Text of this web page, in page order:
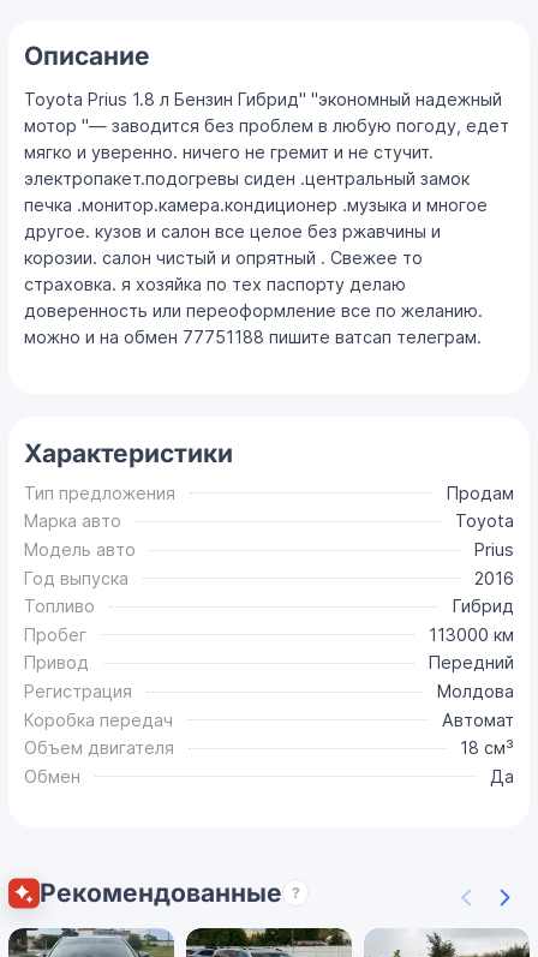
Описание
Toyota Prius 1.8 л Бензин Гибрид" "экономный надежный
мотор "— заводится без проблем в любую погоду, едет
мягко и уверенно. ничего не гремит и не стучит.
электропакет.подогревы сиден .центральный замок
печка .монитор.камера.кондиционер .музыка и многое
другое. кузов и салон все целое без ржавчины и
корозии. салон чистый и опрятный . Свежее то
страховка. я хозяйка по тех паспорту делаю
доверенность или переоформление все по желанию.
можно и на обмен 77751188 пишите ватсап телеграм.
Характеристики
Тип предложения
Продам
Марка авто
Toyota
Модель авто
Prius
Год выпуска
2016
Топливо
Гибрид
Пробег
113000 км
Привод
Передний
Регистрация
Молдова
Коробка передач
Автомат
Объем двигателя
18 см³
Обмен
Да
Рекомендованные ?